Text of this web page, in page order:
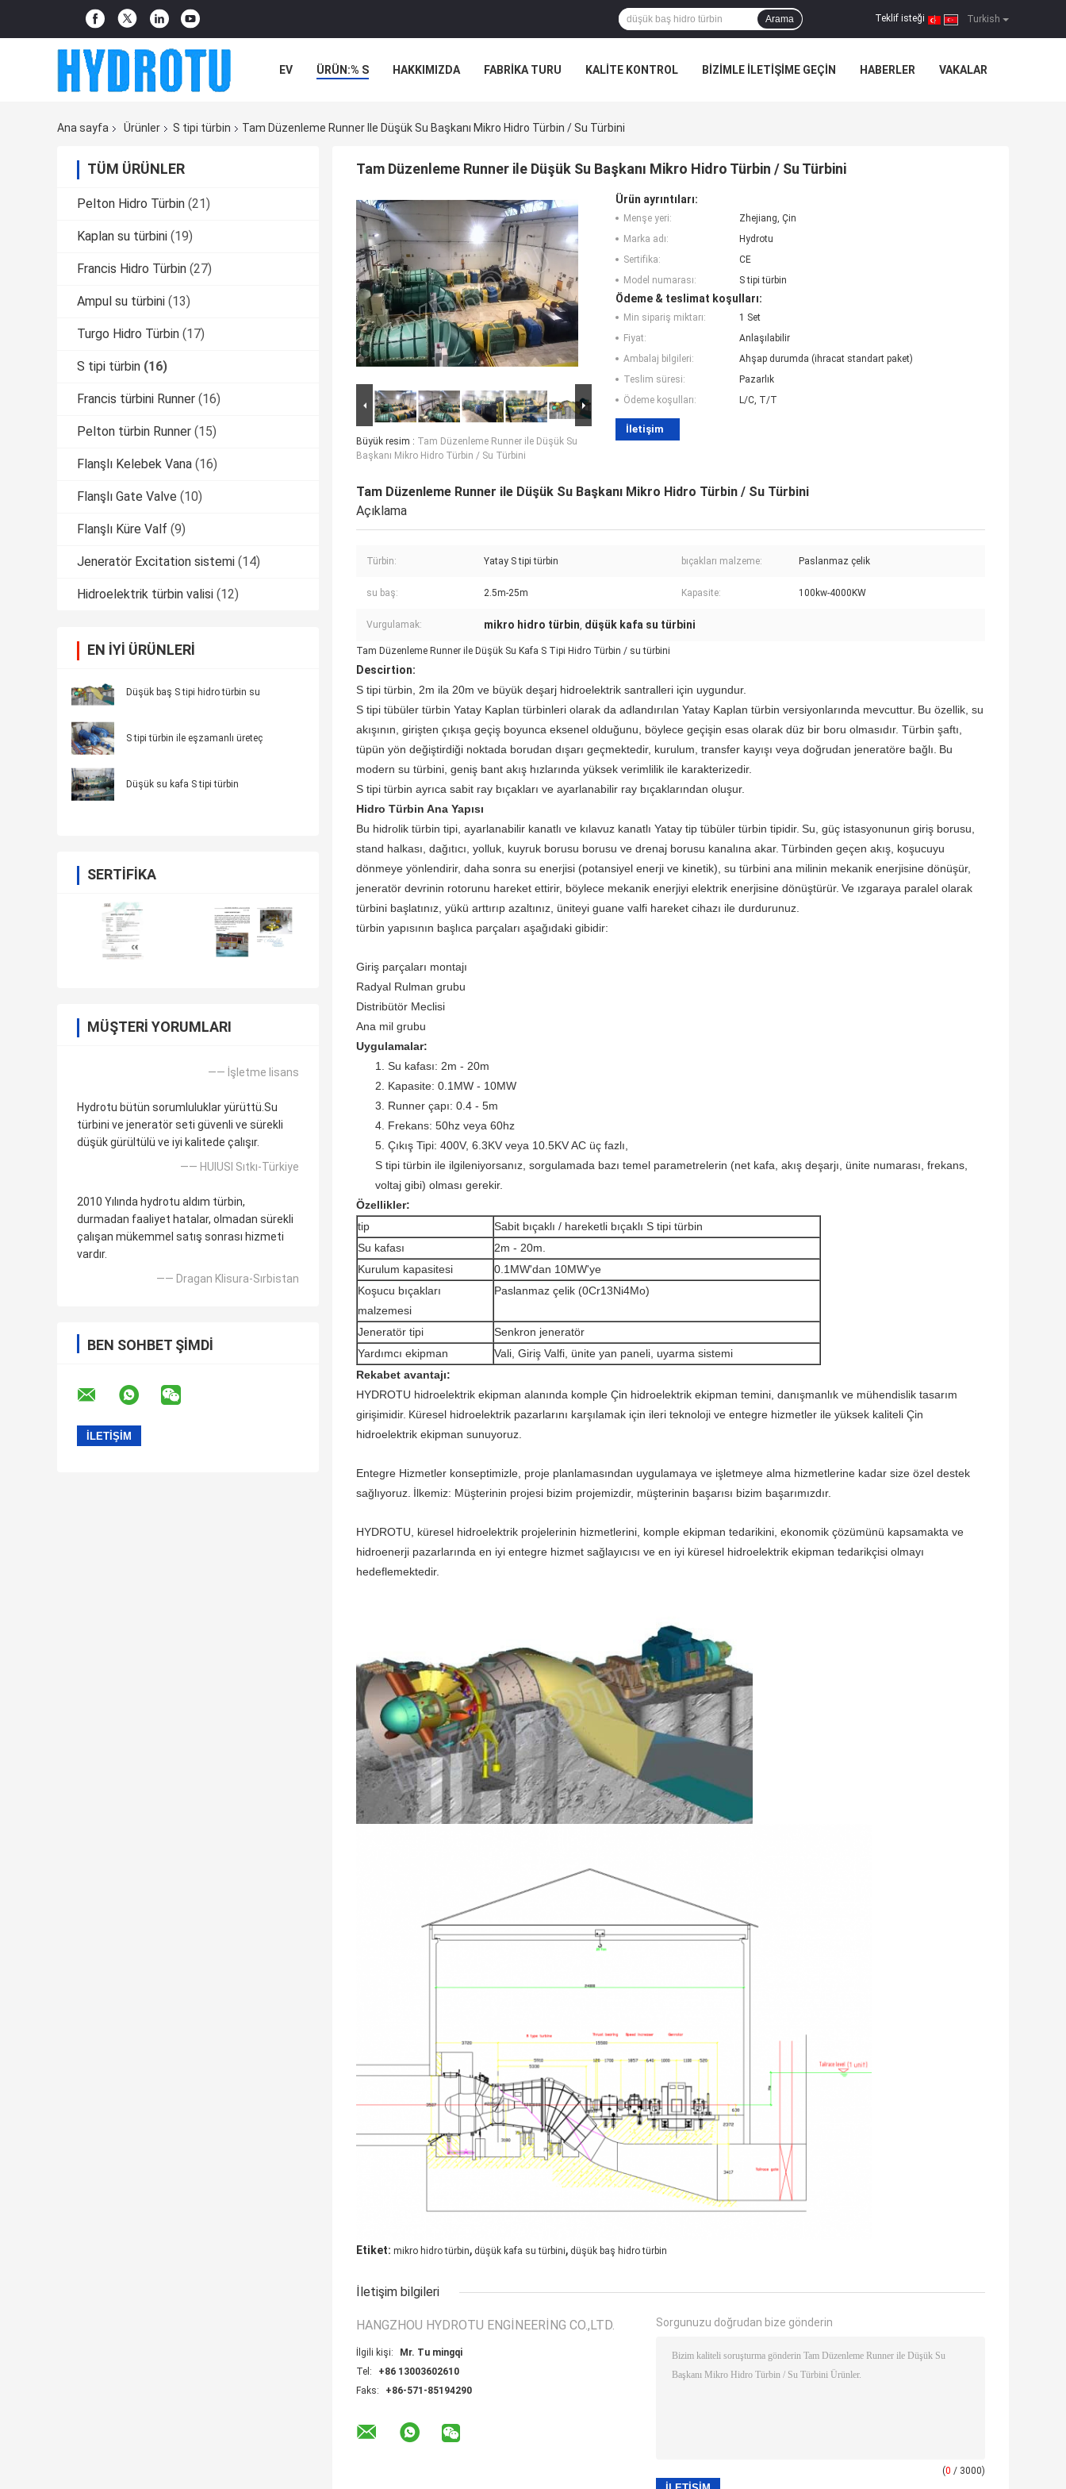
Turkish
Teklif isteği |
Arama
EV ÜRÜN:% S HAKKIMIZDA FABRIKA TURU KALITE KONTROL BIZIMLE ILETIŞIME GEÇIN HABERLER VAKALAR
Ana sayfa Ürünler S tipi türbin Tam Düzenleme Runner Ile Düşük Su Başkanı Mikro Hidro Türbin / Su Türbini
TÜM ÜRÜNLER
Pelton Hidro Türbin (21)
Kaplan su türbini (19)
Francis Hidro Türbin (27)
Ampul su türbini (13)
Turgo Hidro Türbin (17)
S tipi türbin (16)
Francis türbini Runner (16)
Pelton türbin Runner (15)
Flanşlı Kelebek Vana (16)
Flanşlı Gate Valve (10)
Flanşlı Küre Valf (9)
Jeneratör Excitation sistemi (14)
Hidroelektrik türbin valisi (12)
EN IYI ÜRÜNLERI
Düşük baş S tipi hidro türbin su
S tipi türbin ile eşzamanlı üreteç
Düşük su kafa S tipi türbin
SERTIFIKA
MÜŞTERI YORUMLARI
—— İşletme lisans
Hydrotu bütün sorumluluklar yürüttü.Su
türbini ve jeneratör seti güvenli ve sürekli
düşük gürültülü ve iyi kalitede çalışır.
—— HUlUSI Sıtkı-Türkiye
2010 Yılında hydrotu aldım türbin,
durmadan faaliyet hatalar, olmadan sürekli
çalışan mükemmel satış sonrası hizmeti
vardır.
—— Dragan Klisura-Sırbistan
BEN SOHBET ŞIMDI
Tam Düzenleme Runner ile Düşük Su Başkanı Mikro Hidro Türbin / Su Türbini
Büyük resim : Tam Düzenleme Runner ile Düşük Su
Başkanı Mikro Hidro Türbin / Su Türbini
Ürün ayrıntıları:
Menşe yeri:
Zhejiang, Çin
Marka adı:
Hydrotu
Sertifika:
CE
Model numarası:
S tipi türbin
Ödeme & teslimat koşulları:
Min sipariş miktarı:
1 Set
Fiyat:
Anlaşılabilir
Ambalaj bilgileri:
Ahşap durumda (ihracat standart paket)
Teslim süresi:
Pazarlık
Ödeme koşulları:
L/C, T/T
İletişim
Tam Düzenleme Runner ile Düşük Su Başkanı Mikro Hidro Türbin / Su Türbini
Açıklama
Türbin: Yatay S tipi türbin bıçakları malzeme: Paslanmaz çelik
su baş: 2.5m-25m Kapasite: 100kw-4000KW
Vurgulamak: mikro hidro türbin, düşük kafa su türbini
Tam Düzenleme Runner ile Düşük Su Kafa S Tipi Hidro Türbin / su türbini
Descirtion:
S tipi türbin, 2m ila 20m ve büyük deşarj hidroelektrik santralleri için uygundur.
S tipi tübüler türbin Yatay Kaplan türbinleri olarak da adlandırılan Yatay Kaplan türbin versiyonlarında mevcuttur. Bu özellik, su
akışının, girişten çıkışa geçiş boyunca eksenel olduğunu, böylece geçişin esas olarak düz bir boru olmasıdır. Türbin şaftı,
tüpün yön değiştirdiği noktada borudan dışarı geçmektedir, kurulum, transfer kayışı veya doğrudan jeneratöre bağlı. Bu
modern su türbini, geniş bant akış hızlarında yüksek verimlilik ile karakterizedir.
S tipi türbin ayrıca sabit ray bıçakları ve ayarlanabilir ray bıçaklarından oluşur.
Hidro Türbin Ana Yapısı
Bu hidrolik türbin tipi, ayarlanabilir kanatlı ve kılavuz kanatlı Yatay tip tübüler türbin tipidir. Su, güç istasyonunun giriş borusu,
stand halkası, dağıtıcı, yolluk, kuyruk borusu borusu ve drenaj borusu kanalına akar. Türbinden geçen akış, koşucuyu
dönmeye yönlendirir, daha sonra su enerjisi (potansiyel enerji ve kinetik), su türbini ana milinin mekanik enerjisine dönüşür,
jeneratör devrinin rotorunu hareket ettirir, böylece mekanik enerjiyi elektrik enerjisine dönüştürür. Ve ızgaraya paralel olarak
türbini başlatınız, yükü arttırıp azaltınız, üniteyi guane valfi hareket cihazı ile durdurunuz.
türbin yapısının başlıca parçaları aşağıdaki gibidir:
Giriş parçaları montajı
Radyal Rulman grubu
Distribütör Meclisi
Ana mil grubu
Uygulamalar:
1. Su kafası: 2m - 20m
2. Kapasite: 0.1MW - 10MW
3. Runner çapı: 0.4 - 5m
4. Frekans: 50hz veya 60hz
5. Çıkış Tipi: 400V, 6.3KV veya 10.5KV AC üç fazlı,
S tipi türbin ile ilgileniyorsanız, sorgulamada bazı temel parametrelerin (net kafa, akış deşarjı, ünite numarası, frekans,
voltaj gibi) olması gerekir.
Özellikler:
tip
Sabit bıçaklı / hareketli bıçaklı S tipi türbin
Su kafası
2m - 20m.
Kurulum kapasitesi
0.1MW'dan 10MW'ye
Koşucu bıçakları
malzemesi
Paslanmaz çelik (0Cr13Ni4Mo)
Jeneratör tipi
Senkron jeneratör
Yardımcı ekipman
Vali, Giriş Valfi, ünite yan paneli, uyarma sistemi
Rekabet avantajı:
HYDROTU hidroelektrik ekipman alanında komple Çin hidroelektrik ekipman temini, danışmanlık ve mühendislik tasarım
girişimidir. Küresel hidroelektrik pazarlarını karşılamak için ileri teknoloji ve entegre hizmetler ile yüksek kaliteli Çin
hidroelektrik ekipman sunuyoruz.
Entegre Hizmetler konseptimizle, proje planlamasından uygulamaya ve işletmeye alma hizmetlerine kadar size özel destek
sağlıyoruz. İlkemiz: Müşterinin projesi bizim projemizdir, müşterinin başarısı bizim başarımızdır.
HYDROTU, küresel hidroelektrik projelerinin hizmetlerini, komple ekipman tedarikini, ekonomik çözümünü kapsamakta ve
hidroenerji pazarlarında en iyi entegre hizmet sağlayıcısı ve en iyi küresel hidroelektrik ekipman tedarikçisi olmayı
hedeflemektedir.
Etiket: mikro hidro türbin, düşük kafa su türbini, düşük baş hidro türbin
İletişim bilgileri
HANGZHOU HYDROTU ENGINEERING CO.,LTD.
İlgili kişi:
Mr. Tu mingqi
Tel:
+86 13003602610
Faks:
+86-571-85194290
Sorgunuzu doğrudan bize gönderin
(0 / 3000)